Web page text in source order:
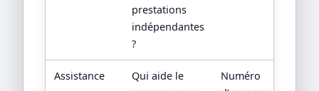
prestations
indépendantes
?
Assistance
Qui aide le
Numéro